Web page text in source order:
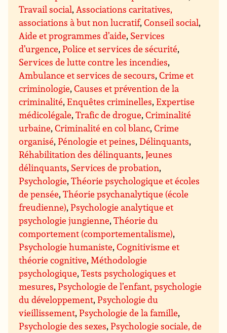
Travail social,Associations caritatives,
associations à but non lucratif,Conseil social,
Aide et programmes d’aide, Services
d’urgence,Police et services de sécurité,
Services de lutte contre les incendies,
Ambulance et services de secours,Crime et
criminologie,Causes et prévention de la
criminalité,Enquêtes criminelles,Expertise
médicolégale,Trafic de drogue,Criminalité
urbaine,Criminalité en col blanc,Crime
organisé,Pénologie et peines,Délinquants,
Réhabilitation des délinquants,Jeunes
délinquants, Services de probation,
Psychologie,Théorie psychologique et écoles
de pensée,Théorie psychanalytique (école
freudienne),Psychologie analytique et
psychologie jungienne,Théorie du
comportement (comportementalisme),
Psychologie humaniste,Cognitivisme et
théorie cognitive,Méthodologie
psychologique,Tests psychologiques et
mesures,Psychologie de l’enfant, psychologie
du développement,Psychologie du
vieillissement,Psychologie de la famille,
Psychologie des sexes,Psychologie sociale, de